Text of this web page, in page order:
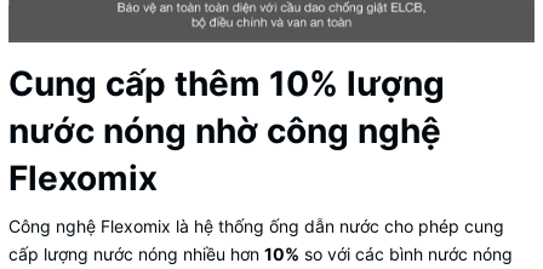
Cung cấp thêm 10% lượng
nước nóng nhờ công nghệ
Flexomix
Công nghệ Flexomix là hệ thống ống dẫn nước cho phép cung
cấp lượng nước nóng nhiều hơn 10% so với các bình nước nóng